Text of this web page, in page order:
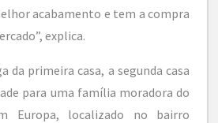
acabamento e tem a compra
explica.
da primeira casa, a segunda casa
para uma família moradora do
Europa, localizado no bairro